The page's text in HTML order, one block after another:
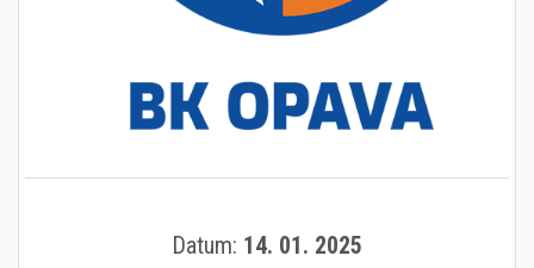
Datum: 14. 01. 2025